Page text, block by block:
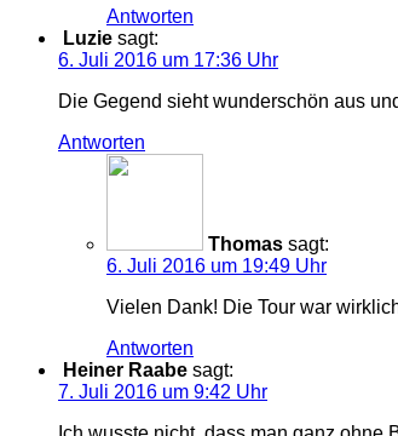
Antworten
Luzie sagt:
6. Juli 2016 um 17:36 Uhr
Die Gegend sieht wunderschön aus
Antworten
Thomas sagt:
6. Juli 2016 um 19:49 Uhr
Vielen Dank! Die Tour war
Antworten
Heiner Raabe sagt:
7. Juli 2016 um 9:42 Uhr